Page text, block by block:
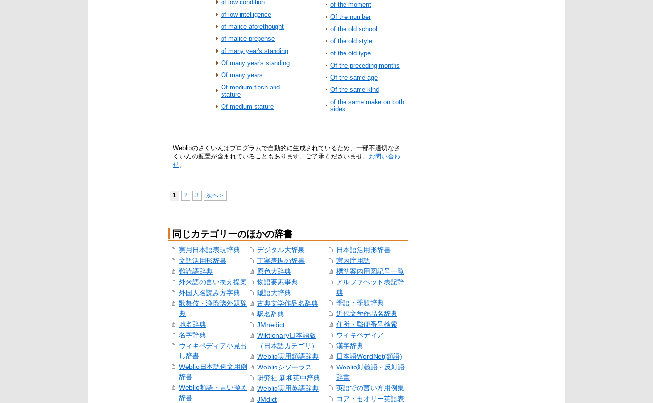
of low condition
of low-intelligence
of malice aforethought
of malice prepense
of many year's standing
Of many year's standing
Of many years
Of medium flesh and
stature
Of medium stature
of the moment
Of the number
of the old school
of the old style
of the old type
Of the preceding months
Of the same age
Of the same kind
of the same make on both
sides
Weblioのさくいんはプログラムで自動的に生成されているため、一部不適切なさ
くいんの配置が含まれていることもあります。ご了承くださいませ。 お問い合わ
せ。
1 2 3 次へ＞
同じカテゴリーのほかの辞書
実用日本語表現辞典
文語活用形辞書
難読語辞典
外来語の言い換え提案
外国人名読み方字典
歌舞伎・浄瑠璃外題辞
典
地名辞典
名字辞典
ウィキペディア小見出
し辞書
Weblio日本語例文用例
辞書
Weblio類語・言い換え
辞書
デジタル大辞泉
丁寧表現の辞書
原色大辞典
物語要素事典
隠語大辞典
古典文学作品名辞典
駅名辞典
JMnedict
Wiktionary日本語版
（日本語カテゴリ）
Weblio実用類語辞典
Weblioシソーラス
研究社 新和英中辞典
Weblio実用英語辞典
JMdict
日本語活用形辞書
宮内庁用語
標準案内用図記号一覧
アルファベット表記辞
典
季語・季題辞典
近代文学作品名辞典
住所・郵便番号検索
ウィキペディア
漢字辞典
日本語WordNet(類語)
Weblio対義語・反対語
辞書
英語での言い方用例集
コア・セオリー英語表